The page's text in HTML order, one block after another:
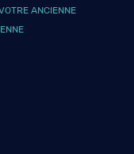
ANCIENNE